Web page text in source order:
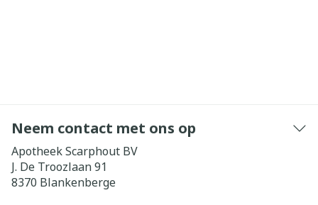
Neem contact met ons op
Apotheek Scarphout BV
J. De Troozlaan 91
8370 Blankenberge